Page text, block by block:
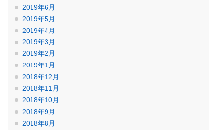
2019年6月
2019年5月
2019年4月
2019年3月
2019年2月
2019年1月
2018年12月
2018年11月
2018年10月
2018年9月
2018年8月